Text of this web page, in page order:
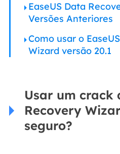
EaseUS Data
Versões Anteriores
Como usar o
Wizard versão 20.1
Usar um crack
Recovery
seguro?